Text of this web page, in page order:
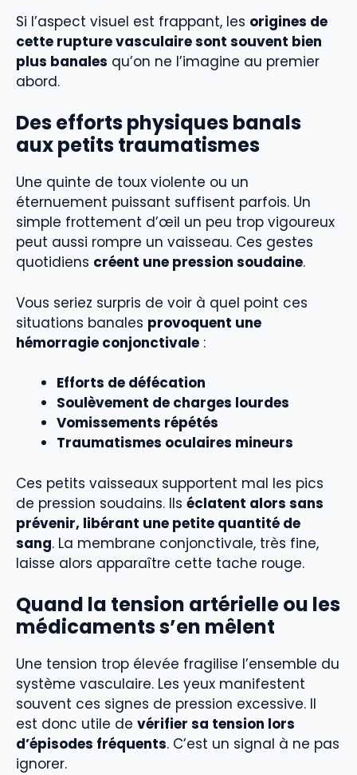
Si l’aspect visuel est frappant, les origines de
cette rupture vasculaire sont souvent bien
plus banales qu’on ne l’imagine au premier
abord.
Des efforts physiques banals
aux petits traumatismes
Une quinte de toux violente ou un
éternuement puissant suffisent parfois. Un
simple frottement d’œil un peu trop vigoureux
peut aussi rompre un vaisseau. Ces gestes
quotidiens créent une pression soudaine.
Vous seriez surpris de voir à quel point ces
situations banales provoquent une
hémorragie conjonctivale :
Efforts de défécation
Soulèvement de charges lourdes
Vomissements répétés
Traumatismes oculaires mineurs
Ces petits vaisseaux supportent mal les pics
de pression soudains. Ils éclatent alors sans
prévenir, libérant une petite quantité de
sang. La membrane conjonctivale, très fine,
laisse alors apparaître cette tache rouge.
Quand la tension artérielle ou les
médicaments s’en mêlent
Une tension trop élevée fragilise l’ensemble du
système vasculaire. Les yeux manifestent
souvent ces signes de pression excessive. Il
est donc utile de vérifier sa tension lors
d’épisodes fréquents. C’est un signal à ne pas
ignorer.